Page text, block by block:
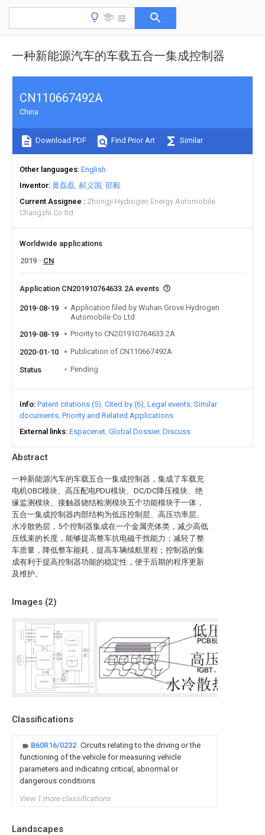
一种新能源汽车的车载五合一集成控制器
Abstract
一种新能源汽车的车载五合一集成控制器，集成了车载充
电机OBC模块、高压配电PDU模块、DC/DC降压模块、绝
缘监测模块、接触器烧结检测模块五个功能模块于一体，
五合一集成控制器内部结构为低压控制层、高压功率层、
水冷散热层，5个控制器集成在一个金属壳体类，减少高低
压线束的长度，能够提高整车抗电磁干扰能力；减轻了整
车质量，降低整车能耗，提高车辆续航里程；控制器的集
成有利于提高控制器功能的稳定性，便于后期的程序更新
及维护。
Images (2)
Classifications
B60R16/0232 Circuits relating to the driving or the
functioning of the vehicle for measuring vehicle
parameters and indicating critical, abnormal or
dangerous conditions
View 1 more classifications
Landscapes
CN110667492A
China
Download PDF Find Prior Art Similar
Other languages English
Inventor 黄磊磊 郝义国 邵毅
Current Assignee
Zhongji Hydrogen Energy Automobile
Changzhi Co ltd
Worldwide applications
2019
CN
Application CN201910764633.2A events
2019-08-19
Application filed by Wuhan Grove Hydrogen
Automobile Co Ltd
2019-08-19
Priority to CN201910764633.2A
2020-01-10 Publication of CN110667492A
Status Pending
Info Patent citations (5) Cited by (6) Legal events Similar
documents Priority and Related Applications
External links Espacenet Global Dossier Discuss